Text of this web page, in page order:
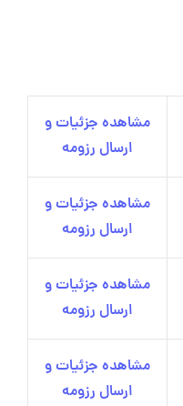
مشاهده جزئیات و
ارسال رزومه
مشاهده جزئیات و
ارسال رزومه
مشاهده جزئیات و
ارسال رزومه
مشاهده جزئیات و
ارسال رزومه